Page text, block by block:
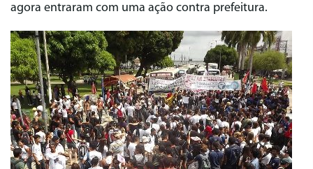
agora entraram com uma ação contra prefeitura.